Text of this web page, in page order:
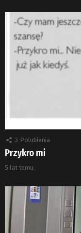
3 Polubienia
Przykro mi
5 lat temu